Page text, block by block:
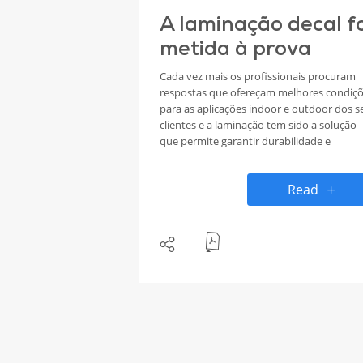
A laminação decal
metida à prova
Cada vez mais os profissionais procuram
respostas que ofereçam melhores
para as aplicações indoor e outdoor dos
clientes e a laminação tem sido a solução
que permite garantir durabilidade e
decal para este mercado foram metidos à
prova e é com orgulho que dizemos: prova
Read